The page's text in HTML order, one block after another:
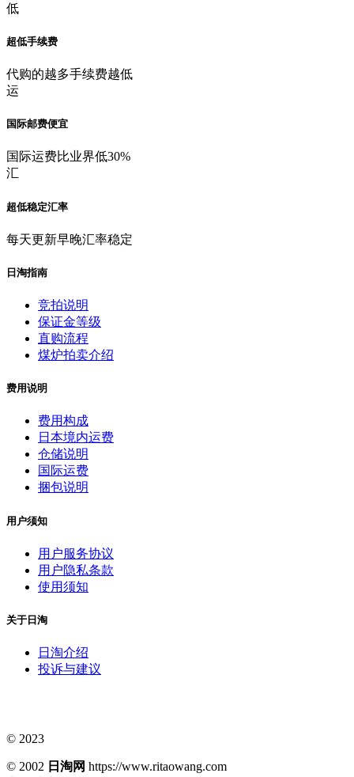
低
超低手续费
代购的越多手续费越低
运
国际邮费便宜
国际运费比业界低30%
汇
超低稳定汇率
每天更新早晚汇率稳定
日淘指南
竞拍说明
保证金等级
直购流程
煤炉拍卖介绍
费用说明
费用构成
日本境内运费
仓储说明
国际运费
捆包说明
用户须知
用户服务协议
用户隐私条款
使用须知
关于日淘
日淘介绍
投诉与建议
© 2023
© 2002 日淘网 https://www.ritaowang.com